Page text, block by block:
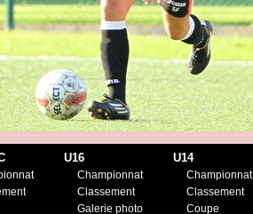
U16
Championnat
Classement
Galerie photo
U14
Championnat
Classement
Coupe